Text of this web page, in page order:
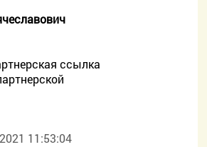
ссылка
11:53:04